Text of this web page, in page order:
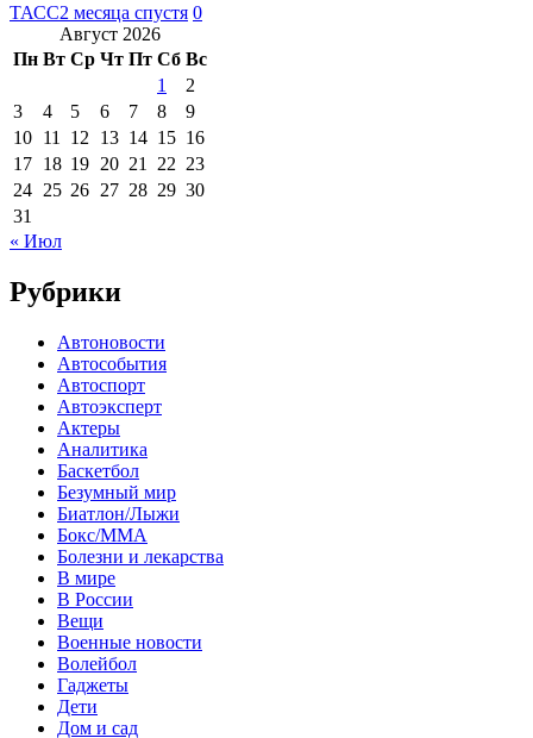
ТАСС2 месяца спустя 0
Август 2026
Пн Вт Ср Чт Пт Сб Вс
1
2
3
4 5 6 7 8
9
10 11 12 13 14 15 16
17 18 19 20 21 22 23
24 25 26 27 28 29 30
31
« Июл
Рубрики
Автоновости
Автособытия
Автоспорт
Автоэксперт
Актеры
Аналитика
Баскетбол
Безумный мир
Биатлон/Лыжи
Бокс/MMA
Болезни и лекарства
В мире
В России
Вещи
Военные новости
Волейбол
Гаджеты
Дети
Дом и сад